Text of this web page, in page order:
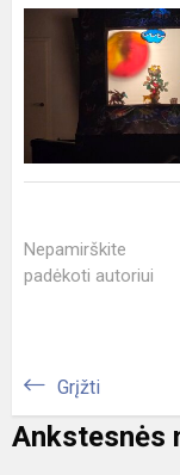
Nepamirškite
padėkoti autoriui
Grįžti
Ankstesnės